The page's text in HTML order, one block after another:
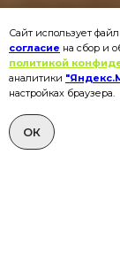
Сайт использует
согласие на сбор и
политикой
аналитики
настройках браузера.
ОК